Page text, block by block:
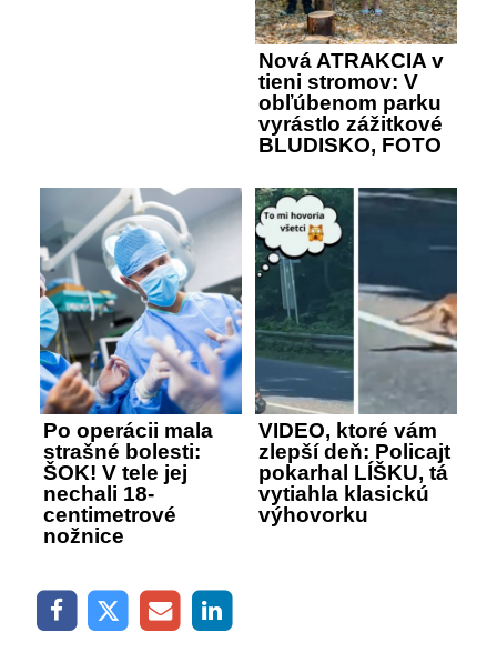
Nová ATRAKCIA v
tieni stromov: V
obľúbenom parku
vyrástlo zážitkové
BLUDISKO, FOTO
Po operácii mala
strašné bolesti:
ŠOK! V tele jej
nechali 18-
centimetrové
nožnice
VIDEO, ktoré vám
zlepší deň: Policajt
pokarhal LÍŠKU, tá
vytiahla klasickú
výhovorku